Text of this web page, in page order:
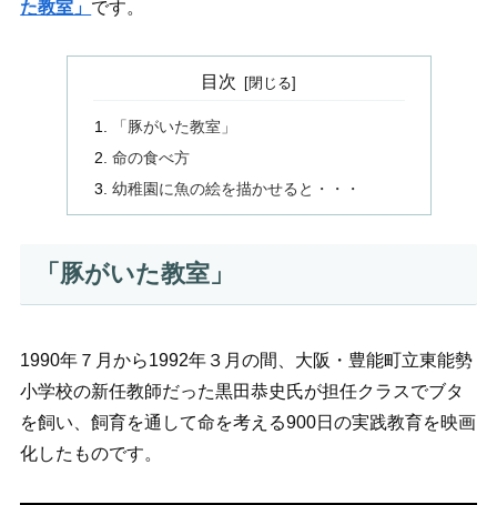
た教室」 です。
目次
「豚がいた教室」
命の食べ方
幼稚園に魚の絵を描かせると・・・
「豚がいた教室」
1990年７月から1992年３月の間、大阪・豊能町立東能勢
小学校の新任教師だった黒田恭史氏が担任クラスでブタ
を飼い、飼育を通して命を考える900日の実践教育を映画
化したものです。